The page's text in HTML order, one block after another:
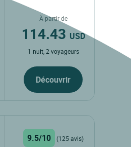
À partir de
114.43 USD
1 nuit, 2 voyageurs
Découvrir
9.5/10 (125 avis)